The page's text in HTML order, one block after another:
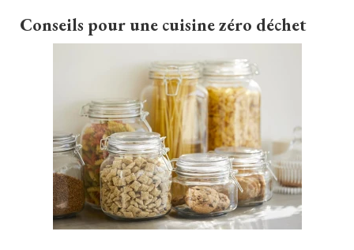
Conseils pour une cuisine zéro déchet